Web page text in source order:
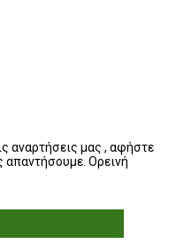
αναρτήσεις μας , αφήστε
απαντήσουμε. Ορεινή